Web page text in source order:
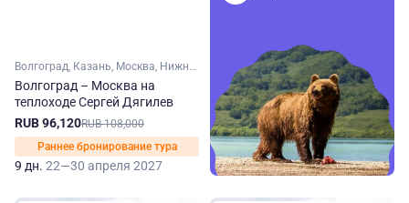
Волгоград, Казань, Москва, Нижний Новгород, Самара, Саратов, Ульяновск, Ярославль, Углич, Городец
Волгоград – Москва на
теплоходе Сергей Дягилев
RUB 96,120RUB 108,000
Раннее бронирование тура
9 дн. 22—30 апреля 2027